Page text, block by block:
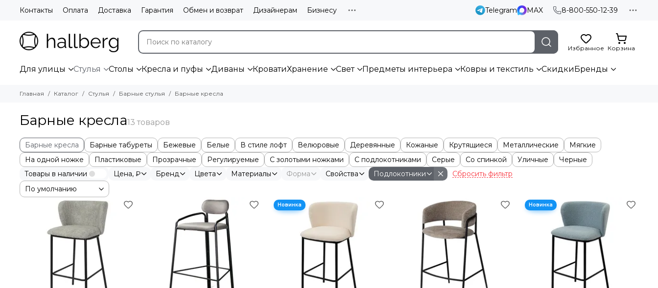
Контакты Оплата Доставка Гарантия Обмен и возврат Дизайнерам Бизнесу Telegram MAX 8-800-550-12-39
Избранное Корзина
Для улицы Стулья Столы Кресла и пуфы Диваны КроватиХранение Свет Предметы интерьера Ковры и текстиль СкидкиБренды
Главная Каталог Стулья Барные стулья Барные кресла
Барные кресла
Барные кресла Барные табуреты Бежевые Белые В стиле лофт Велюровые Деревянные Кожаные Крутящиеся Металлические
Мягкие
На одной ножке
Пластиковые Прозрачные Регулируемые С золотыми ножками С подлокотниками Серые Со спинкой Уличные
Черные
Товары в наличии
Цена, ₽ Бренд Цвета Материалы Форма Свойства Подлокотники Сбросить фильтр